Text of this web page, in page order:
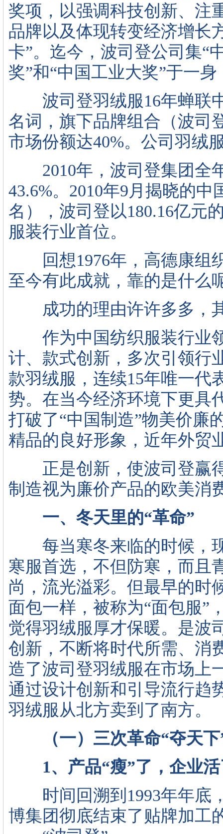
奖项，以强调科技创新、注
品牌以及体现转变经济增长
卡”。迄今，波司登公司集“
奖”和“中国工业大奖”于一
波司登羽绒服16年蝉联中
名词，旗下品牌组合（波司
市场份额达40%。公司羽绒
2010年，波司登集团全
43.6%。2010年9月揭晓的
名），波司登以180.16亿元
服装行业首位。
回想1976年，高德康组
至今有此成就，靠的是什么
成功的理由许许多多，
作为中国纺织服装行业
计、款式创新，多次引领行
款羽绒服，连续15年唯一代
势。在当今经济环境下更具
打破了“中国制造”物美价廉
精品的良好形象，近年外贸
正是创新，使波司登赢得
制造视为廉价产品的欧美消
一、冬天里的“革命”
每当寒冬来临的时候，现
寒服首选，不但防寒，而且
尚，流光溢彩。但最早的时
面包一样，被称为“面包服”
觉得羽绒服厚才保暖。是波
创新，不断将时代所需、消
造了波司登羽绒服在市场上
通过设计创新和引导流行趋
羽绒服从北方卖到了南方。
（一）三次革命“夺天
1、产品“瘦”了，企业活
时间回溯到1993年年底
博集团彻底结束了贴牌加工